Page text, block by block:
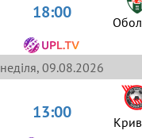
18:00
неділя, 09.08.2026
13:00